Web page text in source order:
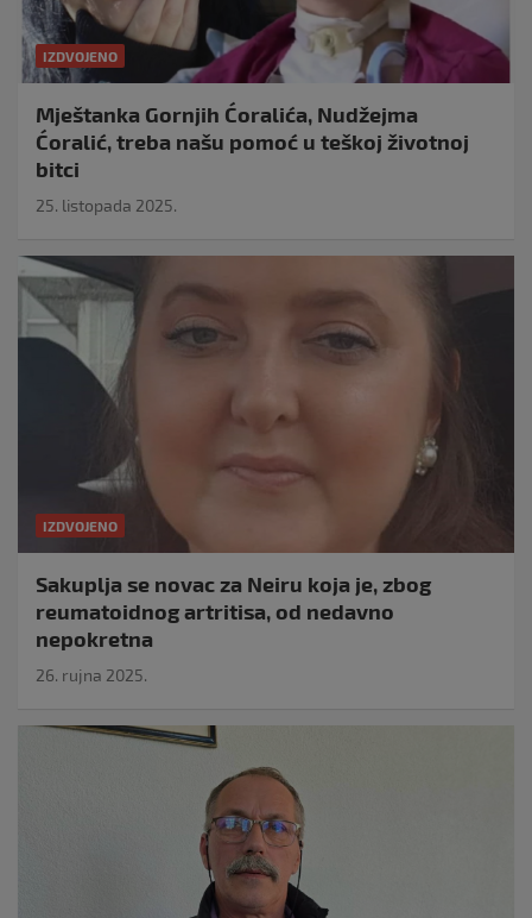
IZDVOJENO
Mještanka Gornjih Ćoralića, Nudžejma
Ćoralić, treba našu pomoć u teškoj životnoj
bitci
25. listopada 2025.
IZDVOJENO
Sakuplja se novac za Neiru koja je, zbog
reumatoidnog artritisa, od nedavno
nepokretna
26. rujna 2025.